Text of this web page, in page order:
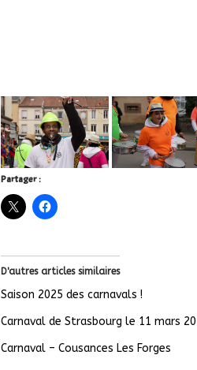
Partager :
D'autres articles similaires
Saison 2025 des carnavals !
Carnaval de Strasbourg le 11 mars
Carnaval – Cousances Les Forges